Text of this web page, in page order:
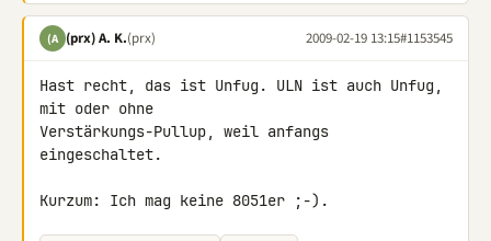
(A (prx) A. K.(prx) 2009-02-19 13:15#1153545
Hast recht, das ist Unfug. ULN ist auch Unfug,
mit oder ohne
Verstärkungs-Pullup, weil anfangs
eingeschaltet.
Kurzum: Ich mag keine 8051er ;-).